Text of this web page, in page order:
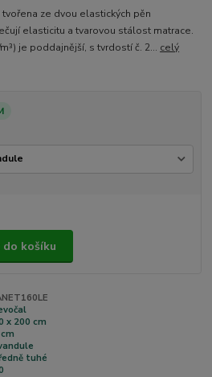
ze dvou elastických pěn
elasticitu a tvarovou stálost matrace.
je poddajnější, s tvrdostí č. 2... celý
košíku
x 200 cm
tuhé